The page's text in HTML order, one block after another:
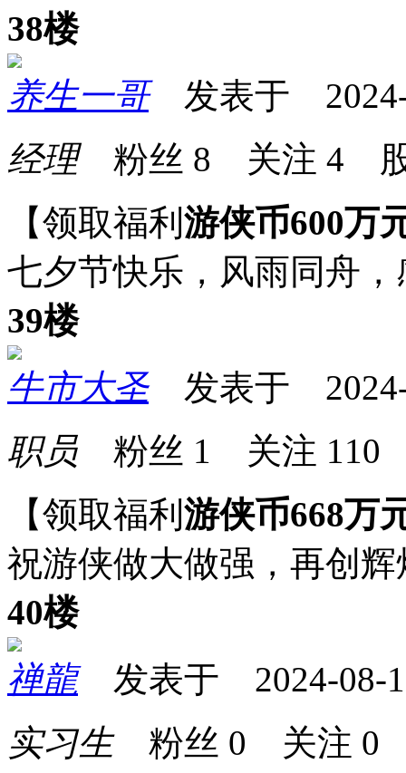
38楼
养生一哥发表于 2024-
经理粉丝 8 关注 4
【领取福利 游侠币600万
七夕节快乐，风雨同舟
39楼
牛市大圣发表于 2024-
职员 粉丝 1 关注 110
【领取福利 游侠币668万
祝游侠做大做强，再创辉
40楼
禅龍发表于 2024-08-
实习生粉丝 0 关注 0